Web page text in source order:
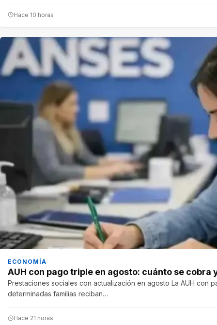
Hace 10 horas
ECONOMÍA
AUH con pago triple en agosto: cuánto se cobra
Prestaciones sociales con actualización en agosto La AUH con
determinadas familias reciban…
Hace 21 horas